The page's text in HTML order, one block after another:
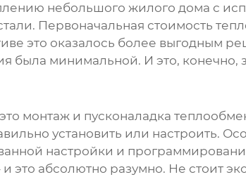
небольшого жилого дома с
Первоначальная стоимость
это оказалось более выгодным
была минимальной. И это,
монтаж и пусконаладка
установить или настроить.
настройки и
абсолютно разумно. Не стоит